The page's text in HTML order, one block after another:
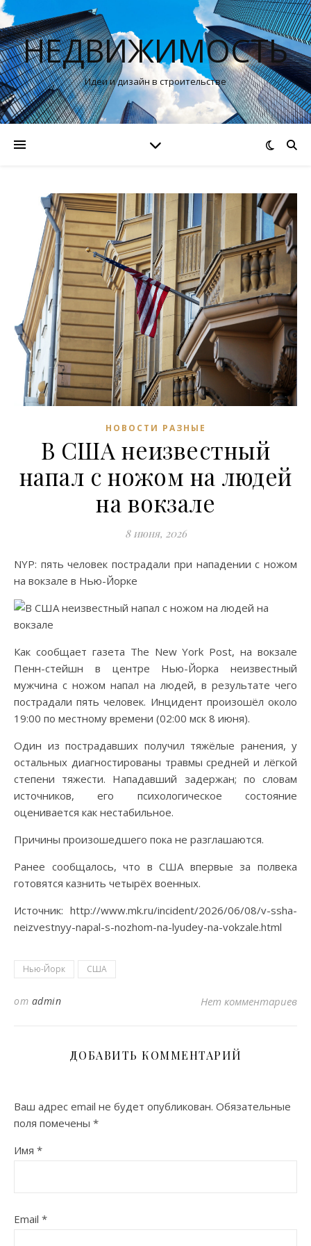
НЕДВИЖИМОСТЬ
Идеи и дизайн в строительстве
НОВОСТИ РАЗНЫЕ
В США неизвестный
напал с ножом на людей
на вокзале
8 июня, 2026
NYP: пять человек пострадали при нападении с ножом
на вокзале в Нью-Йорке
Как сообщает газета The New York Post, на вокзале
Пенн-стейшн в центре Нью-Йорка неизвестный
мужчина с ножом напал на людей, в результате чего
пострадали пять человек. Инцидент произошёл около
19:00 по местному времени (02:00 мск 8 июня).
Один из пострадавших получил тяжёлые ранения, у
остальных диагностированы травмы средней и лёгкой
степени тяжести. Нападавший задержан; по словам
источников, его психологическое состояние
оценивается как нестабильное.
Причины произошедшего пока не разглашаются.
Ранее сообщалось, что в США впервые за полвека
готовятся казнить четырёх военных.
Источник: http://www.mk.ru/incident/2026/06/08/v-ssha-
neizvestnyy-napal-s-nozhom-na-lyudey-na-vokzale.html
Нью-Йорк США
от admin Нет комментариев
ДОБАВИТЬ КОММЕНТАРИЙ
Ваш адрес email не будет опубликован. Обязательные
поля помечены *
Имя *
Email *